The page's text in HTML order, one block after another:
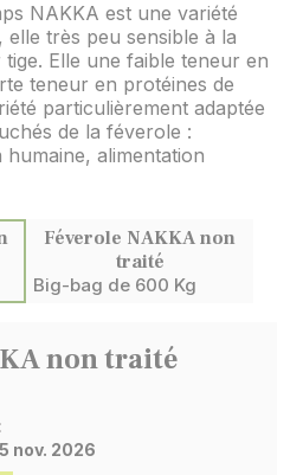
NAKKA est une variété
très peu sensible à la
Elle une faible teneur en
teneur en protéines de
particulièrement adaptée
de la féverole :
alimentation
Féverole NAKKA non
traité
Big-bag de 600 Kg
non traité
nov. 2026